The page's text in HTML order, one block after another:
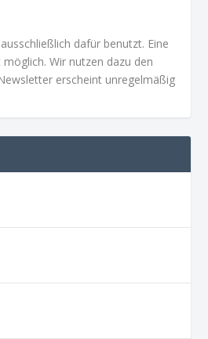
dafür benutzt. Eine
Wir nutzen dazu den
erscheint unregelmäßig